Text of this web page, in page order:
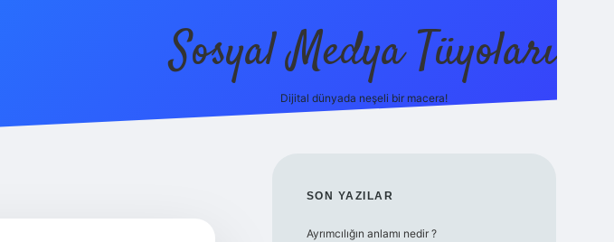
Sosyal Medya Tüyoları
Dijital dünyada neşeli bir macera!
SIDEBAR
SON YAZILAR
Ayrımcılığın anlamı nedir ?